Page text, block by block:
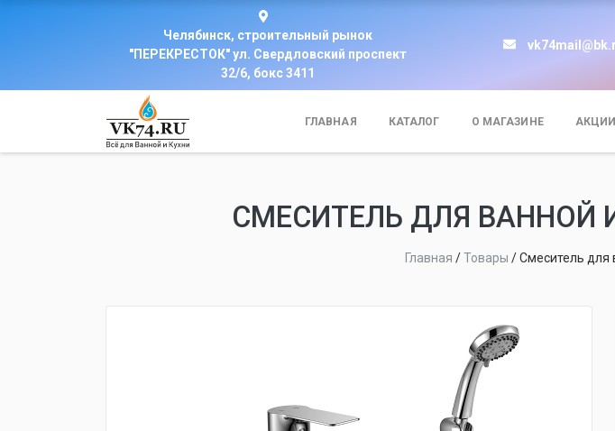
Челябинск, строительный рынок
"ПЕРЕКРЕСТОК" ул. Свердловский проспект
32/6, бокс 3411
ГЛАВНАЯ КАТАЛОГ О МАГАЗИНЕ АКЦИИ
СМЕСИТЕЛЬ ДЛЯ ВАННОЙ И
Главная /Товары /Смеситель для